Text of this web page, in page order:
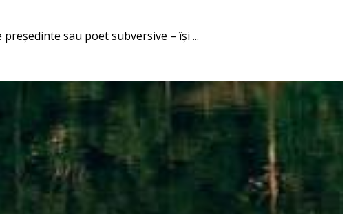
sau poet subversive – își ...